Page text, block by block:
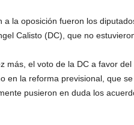
la oposición fueron los
Calisto (DC), que no
más, el voto de la DC a favor
en la reforma previsional, que
pusieron en duda los